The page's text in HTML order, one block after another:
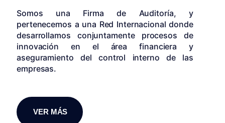
Somos una Firma de Auditoría, y
pertenecemos a una Red Internacional donde
desarrollamos conjuntamente procesos de
innovación en el área financiera y
aseguramiento del control interno de las
empresas.
VER MÁS